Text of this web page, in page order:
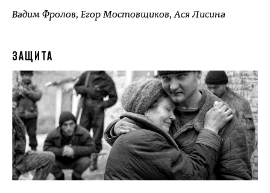
Вадим Фролов,Егор Мостовщиков,Ася Лисина
ЗАЩИТА